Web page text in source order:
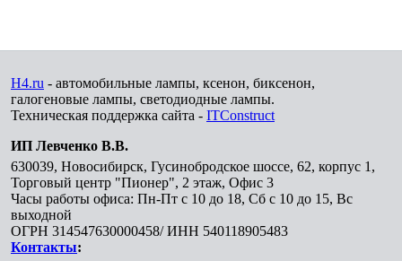
H4.ru - автомобильные лампы, ксенон, биксенон,
галогеновые лампы, светодиодные лампы.
Техническая поддержка сайта - ITConstruct
ИП Левченко В.В.
630039, Новосибирск, Гусинобродское шоссе, 62, корпус 1,
Торговый центр "Пионер", 2 этаж, Офис 3
Часы работы офиса: Пн-Пт с 10 до 18, Сб с 10 до 15, Вс
выходной
ОГРН 314547630000458/ ИНН 540118905483
Контакты: